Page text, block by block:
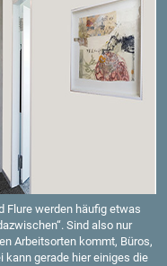
Flure wer­den häu­fig etwas
Sind also nur
Ar­beits­or­ten kommt, Büros,
kann ge­ra­de hier ei­ni­ges die